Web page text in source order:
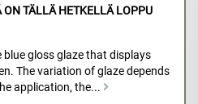
TÄLLÄ HETKELLÄ LOPPU
blue gloss glaze that displays
The variation of glaze depends
application, the...